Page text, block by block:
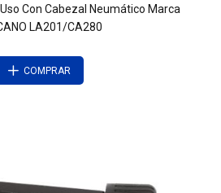
Con Cabezal Neumático Marca
LA201/CA280
COMPRAR